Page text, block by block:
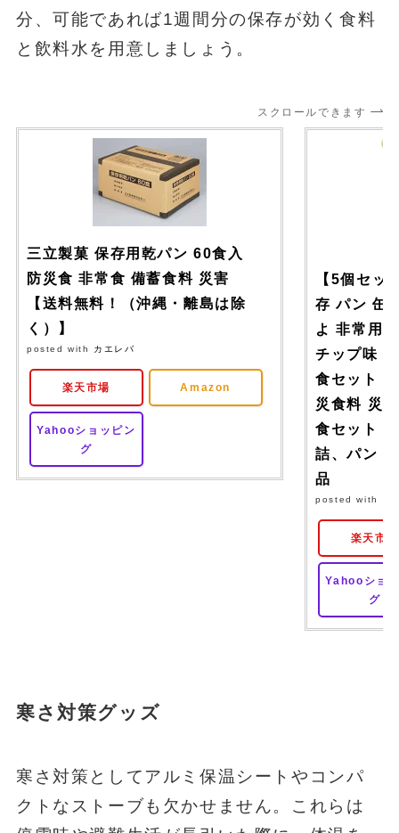
分、可能であれば1週間分の保存が効く食料
と飲料水を用意しましょう。
スクロールできます
三立製菓 保存用乾パン 60食入
防災食 非常食 備蓄食料 災害
【送料無料！（沖縄・離島は除
く）】
posted with カエレバ
楽天市場 Amazon
Yahooショッピン
グ
【5個セッ
存 パン 缶
よ 非常用
チップ味
食セット
災食料 災
食セット
詰、パン
品
posted with
楽天市場
Yahooショ
グ
寒さ対策グッズ
寒さ対策としてアルミ保温シートやコンパ
クトなストーブも欠かせません。これらは